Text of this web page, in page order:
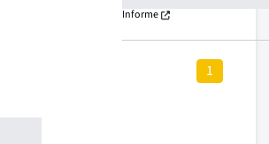
Informe
1